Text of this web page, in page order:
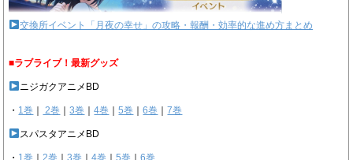
交換所イベント「月夜の幸せ」の攻略・報酬・効率的な進め方まとめ
■ラブライブ！最新グッズ
ニジガクアニメBD
・ 1巻 2巻 ｜3巻 ｜4巻 ｜5巻 ｜6巻 ｜7巻
スパスタアニメBD